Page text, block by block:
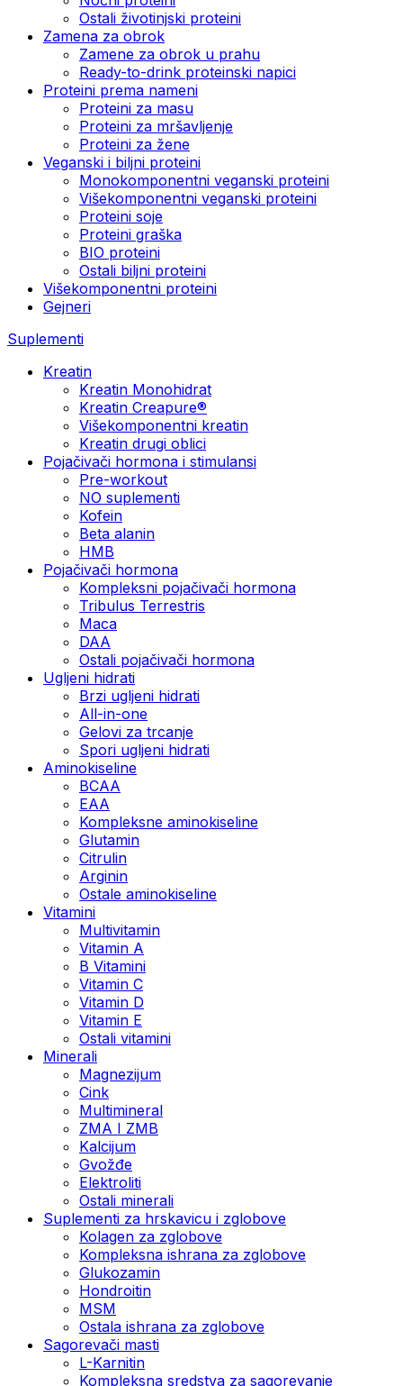
Ostali životinjski proteini
Zamena za obrok
Zamene za obrok u prahu
Ready-to-drink proteinski napici
Proteini prema nameni
Proteini za masu
Proteini za mršavljenje
Proteini za žene
Veganski i biljni proteini
Monokomponentni veganski proteini
Višekomponentni veganski proteini
Proteini soje
Proteini graška
BIO proteini
Ostali biljni proteini
Višekomponentni proteini
Gejneri
Suplementi
Kreatin
Kreatin Monohidrat
Kreatin Creapure®
Višekomponentni kreatin
Kreatin drugi oblici
Pojačivači hormona i stimulansi
Pre-workout
NO suplementi
Kofein
Beta alanin
HMB
Pojačivači hormona
Kompleksni pojačivači hormona
Tribulus Terrestris
Maca
DAA
Ostali pojačivači hormona
Ugljeni hidrati
Brzi ugljeni hidrati
All-in-one
Gelovi za trcanje
Spori ugljeni hidrati
Aminokiseline
BCAA
ЕАА
Kompleksne aminokiseline
Glutamin
Citrulin
Arginin
Ostale aminokiseline
Vitamini
Multivitamin
Vitamin A
B Vitamini
Vitamin C
Vitamin D
Vitamin E
Ostali vitamini
Minerali
Magnezijum
Cink
Multimineral
ZMA I ZMB
Kalcijum
Gvožđe
Elektroliti
Ostali minerali
Suplementi za hrskavicu i zglobove
Kolagen za zglobove
Kompleksna ishrana za zglobove
Glukozamin
Hondroitin
MSM
Ostala ishrana za zglobove
Sagorevači masti
L-Karnitin
Kompleksna sredstva za sagorevanje